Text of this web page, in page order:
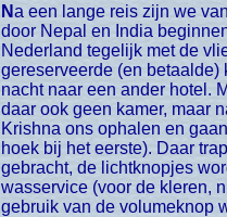
Na een lange reis zijn we vandaag in Kathmandu (Nepal) aangekomen. Voordat we vanuit Kathmandu aan onze (groeps)rondreis
door Nepal en India
Nederland tegelijk met de
gereserveerde (en betaalde)
nacht naar een ander hotel.
daar ook geen kamer, maar
Krishna ons ophalen en
hoek bij het eerste). Daar
gebracht, de lichtknopjes
wasservice (voor de kleren,
gebruik van de volumeknop